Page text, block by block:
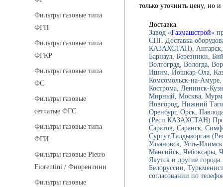
Фильтры газовые типа
ФГП
Фильтры газовые типа
ФГКР
Фильтры газовые типа
ФС
Фильтры газовые
сетчатые ФГС
Фильтры газовые типа
ФГИ
Фильтры газовые Pietro
Fiorentini / Фиорентини
Фильтры газовые
только уточнить цену, но
Доставка
Завод «Газмашстрой»
СНГ. Доставка
КАЗАХСТАН), Ангарск,
Барнаул, Березники,
Волгоград, Вологда,
Ишим, Йошкар-Ола,
Комсомольск-на-
Кострома, Ленинск-
Мирный, Москва,
Новгород, Нижний
Оренбург, Орск,
(Респ.КАЗАХСТАН)
Саратов, Саранск,
Сургут,Талдыкорган
Ульяновск, Усть-
Мансийск, Чебоксары,
Якутск и другие
Белоруссии,
согласовании по